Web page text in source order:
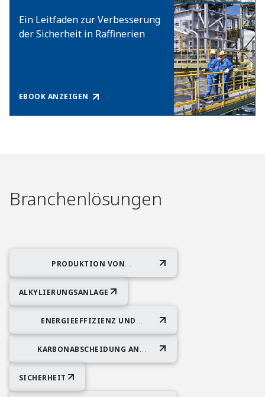
Ein Leitfaden zur Verbesserung
der Sicherheit in Raffinerien
EBOOK ANZEIGEN
Branchenlösungen​
PRODUKTION VON
BIOKRAFTSTOFFEN
ALKYLIERUNGSANLAGE
ENERGIEEFFIZIENZ UND
EMISSIONSREDUKTION
KARBONABSCHEIDUNG AN
PUNKTQUELLEN
SICHERHEIT